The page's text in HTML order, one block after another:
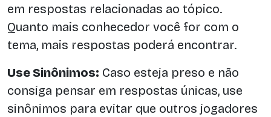
em respostas relacionadas ao tópico.
Quanto mais conhecedor você for com o
tema, mais respostas poderá encontrar.
Use Sinônimos: Caso esteja preso e não
consiga pensar em respostas únicas, use
sinônimos para evitar que outros jogadores